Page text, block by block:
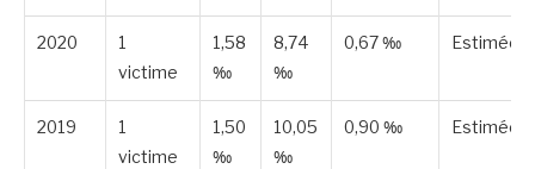
2020
1
victime
1,58
‰
8,74
‰
0,67 ‰ Estimée
2019
1
victime
1,50
‰
10,05
‰
0,90 ‰ Estimée